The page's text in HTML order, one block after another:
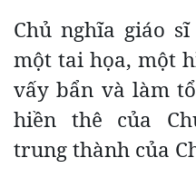
Chủ nghĩa giáo
một tai họa, một
vấy bẩn và làm
hiền thê của
trung thành của